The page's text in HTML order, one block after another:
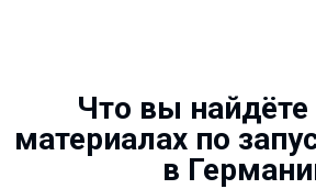
Что вы
материалах по
в